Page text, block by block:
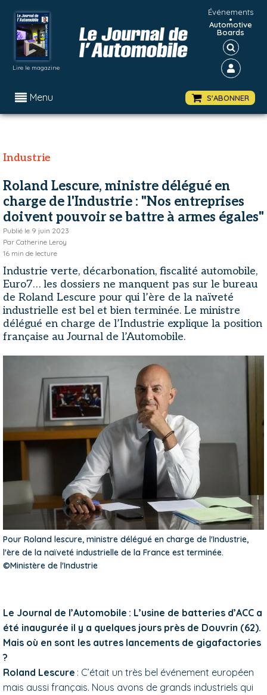
Lire le magazine
Événements
•
Automotive
Boards
Menu S'ABONNER
Industrie
Roland Lescure, ministre délégué en
charge de l'Industrie : "Nos entreprises
doivent pouvoir se battre à armes égales"
Publié le 9 juin 2023
Par Catherine Leroy
16 min de lecture
Industrie verte, décarbonation, fiscalité automobile,
Euro7… les dossiers ne manquent pas sur le bureau
de Roland Lescure pour qui l’ère de la naïveté
industrielle est bel et bien terminée. Le ministre
délégué en charge de l’Industrie explique la position
française au Journal de l’Automobile.
Pour Roland lescure, ministre délégué en charge de l'Industrie,
l'ère de la naïveté industrielle de la France est terminée.
©Ministère de l'Industrie
Le Journal de l’Automobile : L’usine de batteries d’ACC a
été inaugurée il y a quelques jours près de Douvrin (62).
Mais où en sont les autres lancements de gigafactories
?
Roland Lescure : C’était un très bel événement européen
mais aussi français. Nous avons de grands industriels qui